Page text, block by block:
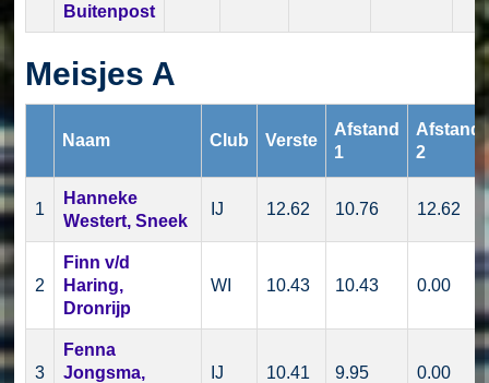
Buitenpost
Meisjes A
Naam Club Verste
Afstand
1
Afstand
2
1
Hanneke
Westert, Sneek
IJ 12.62 10.76 12.62
2
Finn v/d
Haring,
Dronrijp
WI 10.43 10.43 0.00
3
Fenna
Jongsma,
IJ 10.41 9.95 0.00